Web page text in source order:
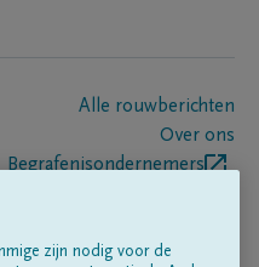
Alle rouwberichten
Over ons
Begrafenisondernemers
zijn nodig voor de